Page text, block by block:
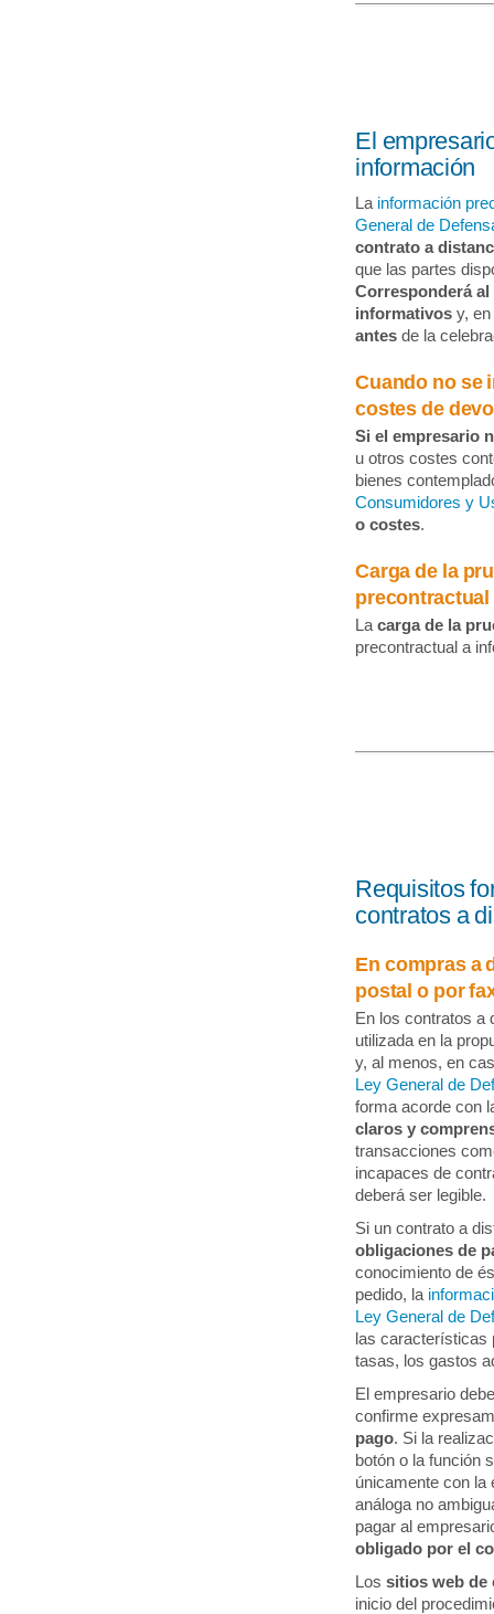
El
información
La información
General de
contrato a
que las partes
Corresponderá
informativos y,
antes de la
Cuando no se
costes de
Si el empresario
u otros costes
bienes
Consumidores y
o costes.
Carga de la
precontractual
Lacarga de la
precontractual a
Requisitos
contratos a
En compras a
postal o por
En los contratos a
utilizada en la
y, al menos, en
Ley General de
forma acorde con
claros y
transacciones
incapaces de
deberá ser legible.
Si un contrato a
obligaciones de
conocimiento de
pedido, la
Ley General de
las características
tasas, los gastos
El empresario
confirme
pago. Si la
botón o la función
únicamente con la
análoga no
pagar al
obligado por el
Lossitios web de
inicio del